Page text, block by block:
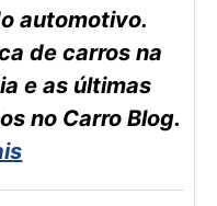
automotivo.
de carros na
e as últimas
no Carro Blog.